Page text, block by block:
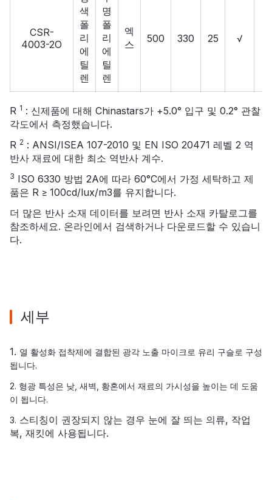
CSR-
4003-2O
색
폴
리
에
틸
렌
명
폴
리
에
틸
렌
엑
스
500 330 25 √
R 1 : 신제품에 대해 Chinastars가 +5.0° 입구 및 0.2° 관찰
각도에서 측정했습니다.
R 2 : ANSI/ISEA 107-2010 및 EN ISO 20471 레벨 2 역
반사 재료에 대한 최소 역반사 계수.
3 ISO 6330 방법 2A에 따라 60°C에서 가정 세탁하고 제
품은 R ≥ 100cd/lux/m3를 유지합니다.
더 많은 반사 소재 데이터를 보려면 반사 소재 카탈로그를
참조하세요. 온라인에서 검색하거나 다운로드할 수 있습니
다.
세부
1. 열 활성화 접착제에 결합된 광각 노출 마이크로 유리 구슬로 구성
됩니다.
2. 형광 특성은 낮, 새벽, 황혼에서 재료의 가시성을 높이는 데 도움
이 됩니다.
3. 스티칭이 권장되지 않는 경우 눈에 잘 띄는 의류, 작업
복, 재킷에 사용됩니다.